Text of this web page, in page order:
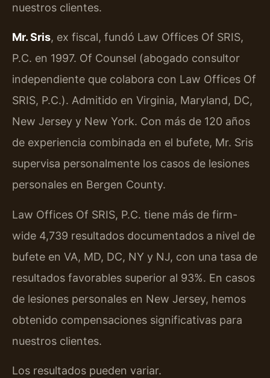
nuestros clientes.
Mr. Sris, ex fiscal, fundó Law Offices Of SRIS,
P.C. en 1997. Of Counsel (abogado consultor
independiente que colabora con Law Offices Of
SRIS, P.C.). Admitido en Virginia, Maryland, DC,
New Jersey y New York. Con más de 120 años
de experiencia combinada en el bufete, Mr. Sris
supervisa personalmente los casos de lesiones
personales en Bergen County.
Law Offices Of SRIS, P.C. tiene más de firm-
wide 4,739 resultados documentados a nivel de
bufete en VA, MD, DC, NY y NJ, con una tasa de
resultados favorables superior al 93%. En casos
de lesiones personales en New Jersey, hemos
obtenido compensaciones significativas para
nuestros clientes.
Los resultados pueden variar.